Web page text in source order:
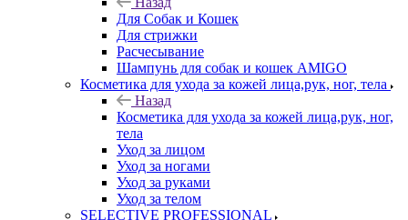
Для Собак и Кошек
Для стрижки
Расчесывание
Шампунь для собак и кошек AMIGO
Косметика для ухода за кожей лица,рук, ног, тела
Назад
Косметика для ухода за кожей лица,рук, ног,
тела
Уход за лицом
Уход за ногами
Уход за руками
Уход за телом
SELECTIVE PROFESSIONAL